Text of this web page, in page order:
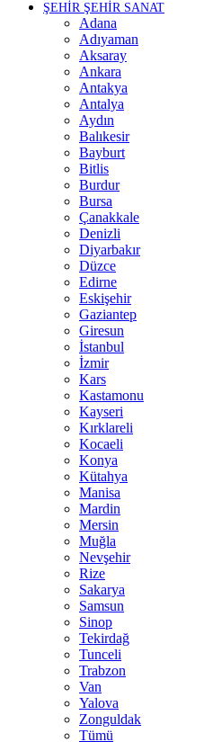
ŞEHİR ŞEHİR SANAT
Adana
Adıyaman
Aksaray
Ankara
Antakya
Antalya
Aydın
Balıkesir
Bayburt
Bitlis
Burdur
Bursa
Çanakkale
Denizli
Diyarbakır
Düzce
Edirne
Eskişehir
Gaziantep
Giresun
İstanbul
İzmir
Kars
Kastamonu
Kayseri
Kırklareli
Kocaeli
Konya
Kütahya
Manisa
Mardin
Mersin
Muğla
Nevşehir
Rize
Sakarya
Samsun
Sinop
Tekirdağ
Tunceli
Trabzon
Van
Yalova
Zonguldak
Tümü